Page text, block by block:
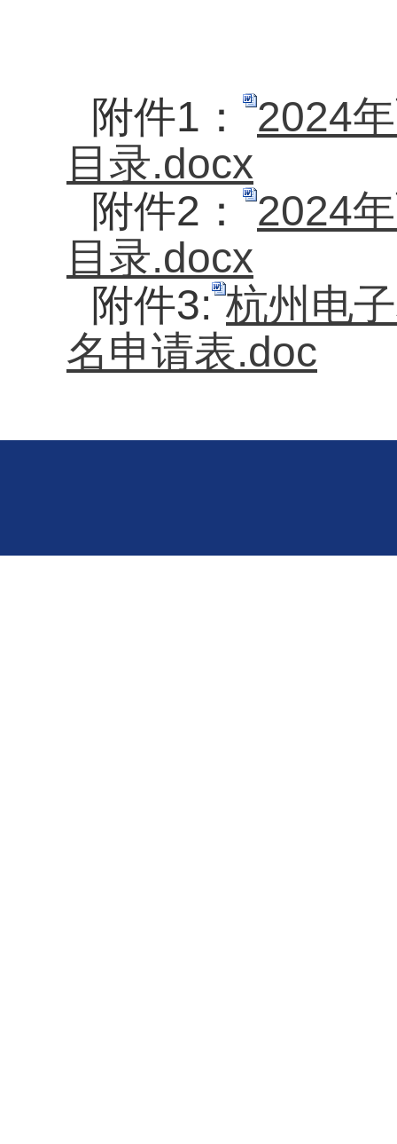
附件1 ：
2024
目录.docx
附件2 ：
2024
目录.docx
附件3: 杭州电
名申请表.doc